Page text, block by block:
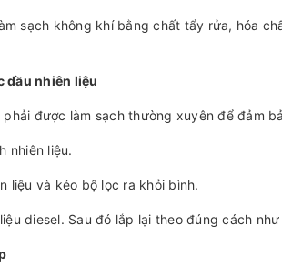
sạch không khí bằng chất tẩy rửa, hóa
dầu nhiên liệu
phải được làm sạch thường xuyên để đảm
nhiên liệu.
liệu và kéo bộ lọc ra khỏi bình.
diesel. Sau đó lắp lại theo đúng cách